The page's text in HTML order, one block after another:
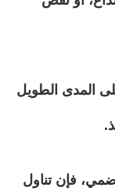
المدى الطويل
فإن تناول